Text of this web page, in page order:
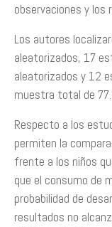
observaciones y
Los autores
aleatorizados, 17
aleatorizados y 12
muestra total de
Respecto a los
permiten la
frente a los niños
que el consumo de
probabilidad de
resultados no